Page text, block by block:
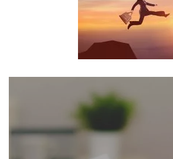
כנסים ואירועים